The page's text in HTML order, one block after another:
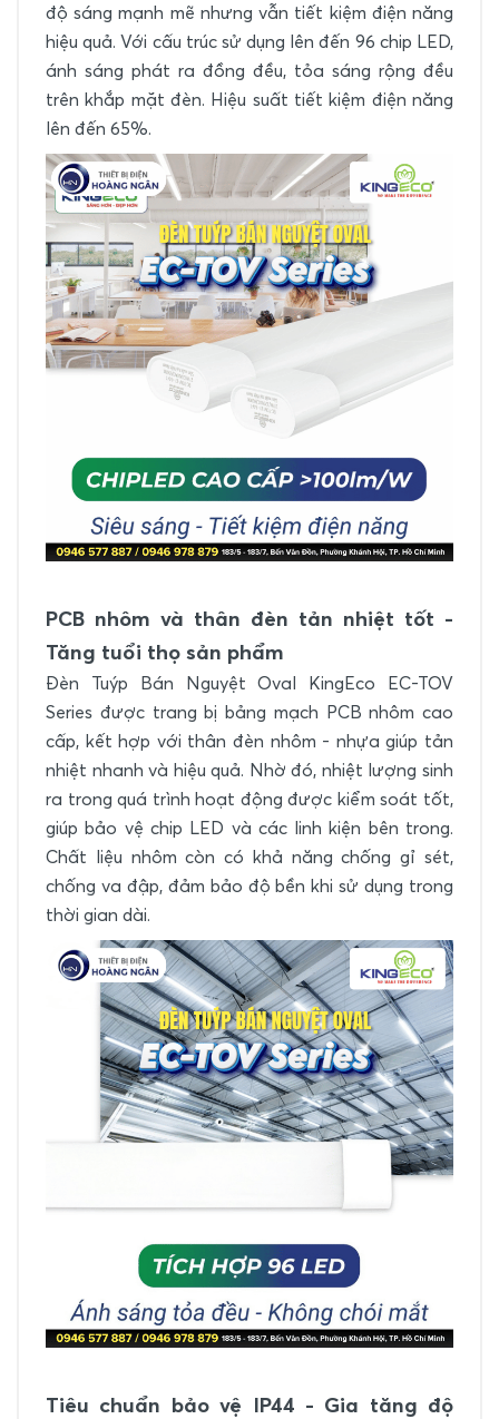
độ sáng mạnh mẽ nhưng vẫn tiết kiệm điện năng
hiệu quả. Với cấu trúc sử dụng lên đến 96 chip LED,
ánh sáng phát ra đồng đều, tỏa sáng rộng đều
trên khắp mặt đèn. Hiệu suất tiết kiệm điện năng
lên đến 65%.
PCB nhôm và thân đèn tản nhiệt tốt -
Tăng tuổi thọ sản phẩm
Đèn Tuýp Bán Nguyệt Oval KingEco EC-TOV
Series được trang bị bảng mạch PCB nhôm cao
cấp, kết hợp với thân đèn nhôm - nhựa giúp tản
nhiệt nhanh và hiệu quả. Nhờ đó, nhiệt lượng sinh
ra trong quá trình hoạt động được kiểm soát tốt,
giúp bảo vệ chip LED và các linh kiện bên trong.
Chất liệu nhôm còn có khả năng chống gỉ sét,
chống va đập, đảm bảo độ bền khi sử dụng trong
thời gian dài.
Tiêu chuẩn bảo vệ IP44 - Gia tăng độ